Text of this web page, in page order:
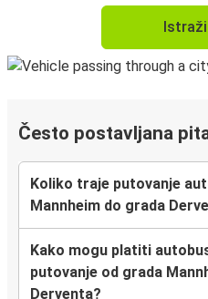
Često postavljana
Koliko traje putovanje
Mannheim do grada
Kako mogu platiti
putovanje od grada
Derventa?